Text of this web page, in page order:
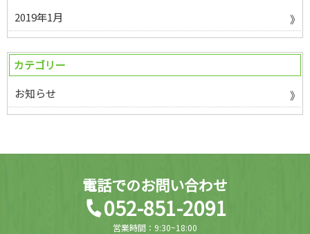
2019年1月
カテゴリー
お知らせ
電話でのお問い合わせ
052-851-2091
営業時間：9:30~18:00